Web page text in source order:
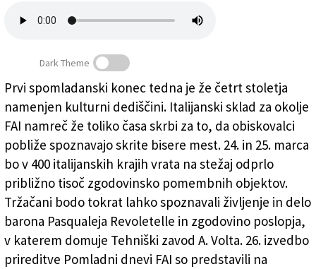
Založnik
Naročnine
Pomladni dnevi FAI
Dark Theme
Prvi spomladanski konec tedna je že četrt stoletja
namenjen kulturni dediščini. Italijanski sklad za okolje
FAI namreč že toliko časa skrbi za to, da obiskovalci
pobliže spoznavajo skrite bisere mest. 24. in 25. marca
bo v 400 italijanskih krajih vrata na stežaj odprlo
približno tisoč zgodovinsko pomembnih objektov.
Tržačani bodo tokrat lahko spoznavali življenje in delo
barona Pasqualeja Revoletelle in zgodovino poslopja,
v katerem domuje Tehniški zavod A. Volta. 26. izvedbo
prireditve Pomladni dnevi FAI so predstavili na